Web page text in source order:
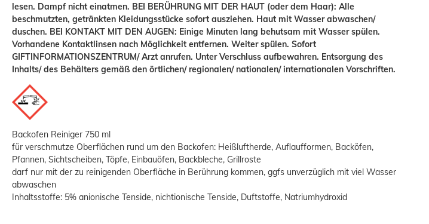
lesen. Dampf nicht einatmen. BEI BERÜHRUNG MIT DER HAUT (oder dem Haar): Alle
beschmutzten, getränkten Kleidungsstücke sofort ausziehen. Haut mit Wasser abwaschen/
duschen. BEI KONTAKT MIT DEN AUGEN: Einige Minuten lang behutsam mit Wasser spülen.
Vorhandene Kontaktlinsen nach Möglichkeit entfernen. Weiter spülen. Sofort
GIFTINFORMATIONSZENTRUM/ Arzt anrufen. Unter Verschluss aufbewahren. Entsorgung des
Inhalts/ des Behälters gemäß den örtlichen/ regionalen/ nationalen/ internationalen Vorschriften.
Backofen Reiniger 750 ml
für verschmutze Oberflächen rund um den Backofen: Heißluftherde, Auflaufformen, Backöfen,
Pfannen, Sichtscheiben, Töpfe, Einbauöfen, Backbleche, Grillroste
darf nur mit der zu reinigenden Oberfläche in Berührung kommen, ggfs unverzüglich mit viel Wasser
abwaschen
Inhaltsstoffe: 5% anionische Tenside, nichtionische Tenside, Duftstoffe, Natriumhydroxid
Handschleifer Wandschleifer
Schleifhalter ergo-grip Griff
3,40 €
Einfach Schöner Farbroller 10cm mit
2K Soft Touch Griff
2,69 €